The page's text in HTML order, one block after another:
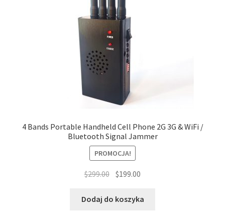
4 Bands Portable Handheld Cell Phone 2G 3G & WiFi /
Bluetooth Signal Jammer
PROMOCJA!
$299.00 Pierwotna
wynosiła:
$199.00
wynosi:
Dodaj do koszyka